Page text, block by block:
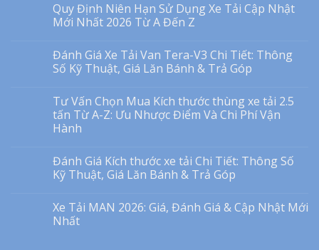
Quy Định Niên Hạn Sử Dụng Xe Tải Cập Nhật
Mới Nhất 2026 Từ A Đến Z
Đánh Giá Xe Tải Van Tera-V3 Chi Tiết: Thông
Số Kỹ Thuật, Giá Lăn Bánh & Trả Góp
Tư Vấn Chọn Mua Kích thước thùng xe tải 2.5
tấn Từ A-Z: Ưu Nhược Điểm Và Chi Phí Vận
Hành
Đánh Giá Kích thước xe tải Chi Tiết: Thông Số
Kỹ Thuật, Giá Lăn Bánh & Trả Góp
Xe Tải MAN 2026: Giá, Đánh Giá & Cập Nhật Mới
Nhất